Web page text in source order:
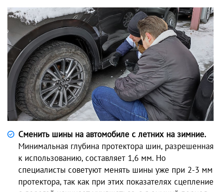
Сменить шины на автомобиле с летних на зимние.
Минимальная глубина протектора шин, разрешенная
к использованию, составляет 1,6 мм. Но
специалисты советуют менять шины уже при 2-3 мм
протектора, так как при этих показателях сцепление